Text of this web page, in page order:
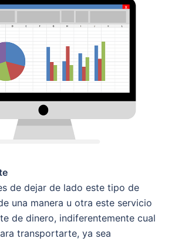
de dejar de lado este tipo de
una manera u otra este servicio
de dinero, indiferentemente cual
transportarte, ya sea